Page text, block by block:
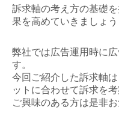
訴求軸の考え方の基礎
果を高めていきましょう
弊社では広告運用時に
す。
今回ご紹介した訴求軸
ットに合わせて訴求を
ご興味のある方は是非